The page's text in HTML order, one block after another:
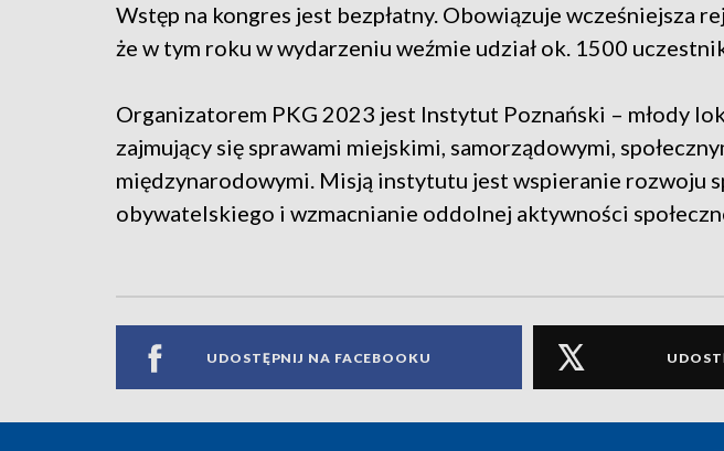
Wstęp na kongres jest bezpłatny. Obowiązuje wcześniejsza
że w tym roku w wydarzeniu weźmie udział ok. 1500
Organizatorem PKG 2023 jest Instytut Poznański – młody
zajmujący się sprawami miejskimi, samorządowymi,
międzynarodowymi. Misją instytutu jest wspieranie rozwoju
obywatelskiego i wzmacnianie oddolnej aktywności
UDOSTĘPNIJ NA FACEBOOKU